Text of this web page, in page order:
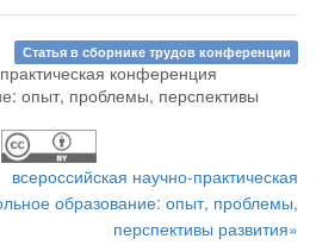
Статья в сборнике трудов конференции
всероссийская научно-практическая
образование: опыт, проблемы,
перспективы развития»